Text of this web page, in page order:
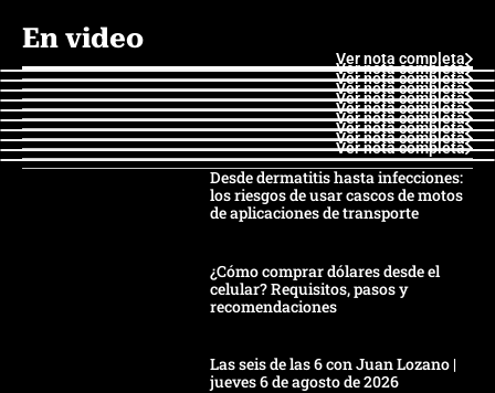
En video
Ver nota completa
Ver nota completa
Ver nota completa
Ver nota completa
Ver nota completa
Ver nota completa
Ver nota completa
Ver nota completa
Ver nota completa
Ver nota completa
Desde dermatitis hasta infecciones:
los riesgos de usar cascos de motos
de aplicaciones de transporte
¿Cómo comprar dólares desde el
celular? Requisitos, pasos y
recomendaciones
Las seis de las 6 con Juan Lozano |
jueves 6 de agosto de 2026